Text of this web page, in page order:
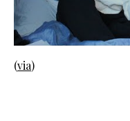
(via)